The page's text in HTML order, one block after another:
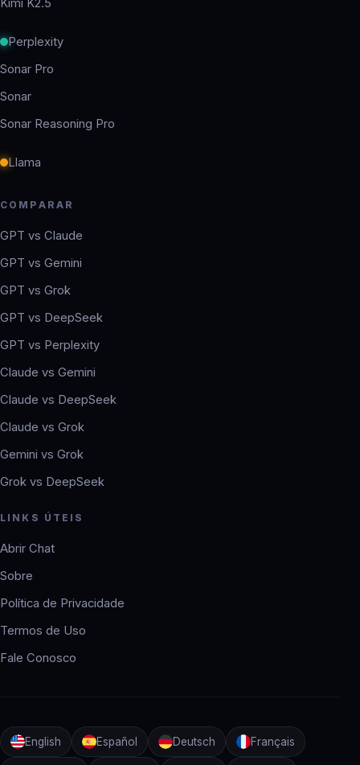
Kimi K2.5
Perplexity
Sonar Pro
Sonar
Sonar Reasoning Pro
Llama
COMPARAR
GPT vs Claude
GPT vs Gemini
GPT vs Grok
GPT vs DeepSeek
GPT vs Perplexity
Claude vs Gemini
Claude vs DeepSeek
Claude vs Grok
Gemini vs Grok
Grok vs DeepSeek
LINKS ÚTEIS
Abrir Chat
Sobre
Política de Privacidade
Termos de Uso
Fale Conosco
English Español Deutsch Français